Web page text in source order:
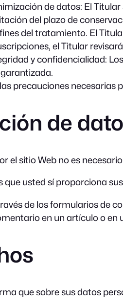
de datos: El
del plazo de
del tratamiento. El
el Titular
y confidencialidad:
precauciones necesarias
de
el sitio Web no es
que usted sí proporciona
de los formularios de
en un artículo o en
que sobre sus datos